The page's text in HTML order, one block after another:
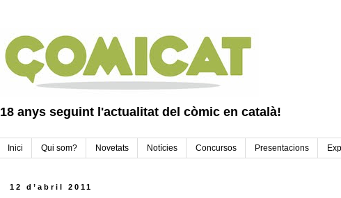
18 anys seguint l'actualitat del còmic en català!
Inici Qui som? Novetats Notícies Concursos Presentacions
12 d’abril 2011